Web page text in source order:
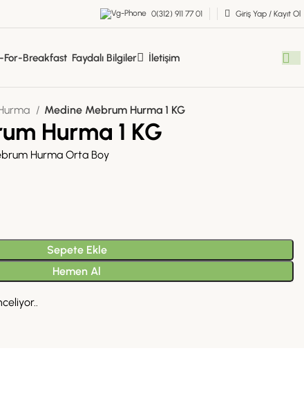
0(312) 911 77 01 Giriş Yap / Kayıt Ol
Faydalı Bilgiler İletişim
Medine Mebrum Hurma 1 KG
Hurma 1 KG
Hurma Orta Boy
Sepete Ekle
Hemen Al